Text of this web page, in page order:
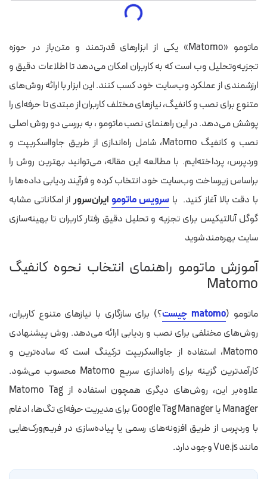
ماتومو «Matomo» یکی از ابزارهای قدرتمند و متن‌باز در حوزه
تجزیه‌وتحلیل وب است که به کاربران امکان می‌دهد تا اطلاعات دقیق و
ارزشمندی از عملکرد وب‌سایت خود کسب کنند. این ابزار با ارائه روش‌های
متنوع برای نصب و کانفیگ، نیازهای مختلف کاربران از مبتدی تا حرفه‌ای را
پوشش می‌دهد. در این راهنمای نصب ماتومو ، به بررسی دو روش اصلی
نصب و کانفیگ Matomo، شامل راه‌اندازی از طریق جاوااسکریپت و
وردپرس، پرداخته‌ایم. با مطالعه این مقاله، می‌توانید بهترین روش را
براساس زیرساخت وب‌سایت خود انتخاب کرده و فرآیند ردیابی داده‌ها را
با دقت بالا آغاز کنید. با سرویس ماتومو ایران‌سرور از امکاناتی مشابه
گوگل آنالتیکیس برای تجزیه و تحلیل دقیق رفتار کاربران تا بهینه‌سازی
سایت بهره‌مند شوید
آموزش ماتومو راهنمای انتخاب نحوه کانفیگ
Matomo
ماتومو (matomo چیست
؟) برای سازگاری با نیازهای متنوع کاربران،
روش‌های مختلفی برای نصب و ردیابی ارائه می‌دهد. روش پیشنهادی
Matomo، استفاده از جاوااسکریپت ترکینگ است که ساده‌ترین و
کارآمدترین گزینه برای راه‌اندازی سریع Matomo محسوب می‌شود.
علاو‌ه‌بر این، روش‌های دیگری همچون استفاده از Matomo Tag
Manager یا Google Tag Manager برای مدیریت حرفه‌ای تگ‌ها، ادغام
با وردپرس از طریق افزونه‌های رسمی یا پیاده‌سازی در فریم‌ورک‌هایی
مانند Vue.js وجود دارد.